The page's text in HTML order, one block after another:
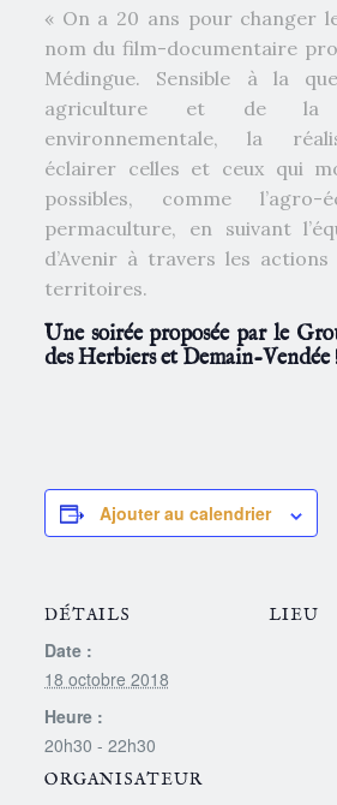
« On a 20 ans pour changer
nom du film-documentaire
Médingue. Sensible à la
agriculture et de la
environnementale, la
éclairer celles et ceux qui
possibles, comme
permaculture, en suivant
d’Avenir à travers les
territoires.
Une soirée proposée par le
des Herbiers et Demain-Vendée
Ajouter au calendrier
DÉTAILS
Date :
18 octobre 2018
Heure :
20h30 - 22h30
ORGANISATEUR
LIEU